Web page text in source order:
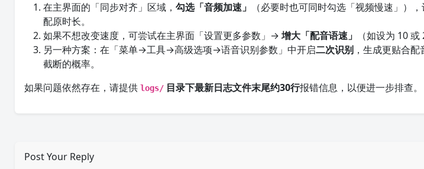
在主界面的「同步对齐」区域，勾选「音频加速」
（必要时也可同时勾选「视频慢速」）
配原时长。
如果不想改变速度，可尝试在主界面「设置更多参数」→增大「配音语速」
（如设为 10
另一种方案：在「菜单→工具→高级选项→语音识别参数」中开启二次识别 ，生成更贴合
截断的概率。
如果问题依然存在，请提供logs/ 目录下最新日志文件末尾约30行报错信息，以便进一步排查。
Post Your Reply